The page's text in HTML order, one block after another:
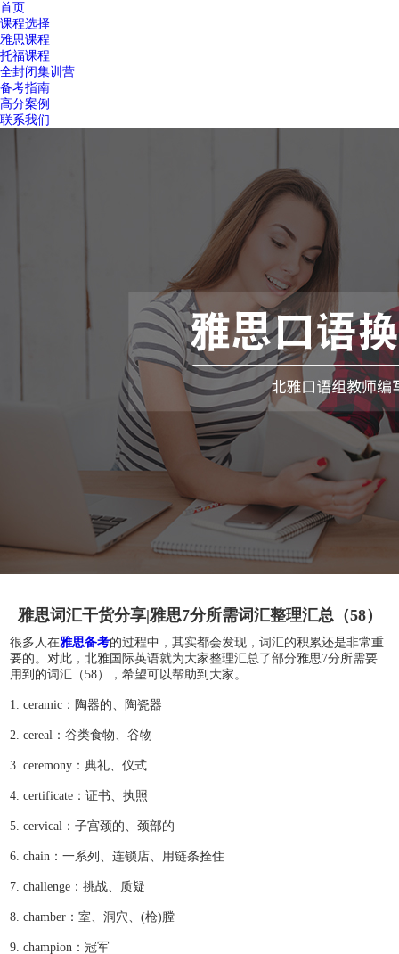
首页
课程选择
雅思课程
托福课程
全封闭集训营
备考指南
高分案例
联系我们
雅思词汇干货分享|雅思7分所需词汇整理汇总（58）
很多人在雅思备考的过程中，其实都会发现，词汇的积累还是非常重
要的。对此，北雅国际英语就为大家整理汇总了部分雅思7分所需要
用到的词汇（58），希望可以帮助到大家。
1. ceramic：陶器的、陶瓷器
2. cereal：谷类食物、谷物
3. ceremony：典礼、仪式
4. certificate：证书、执照
5. cervical：子宫颈的、颈部的
6. chain：一系列、连锁店、用链条拴住
7. challenge：挑战、质疑
8. chamber：室、洞穴、(枪)膛
9. champion：冠军